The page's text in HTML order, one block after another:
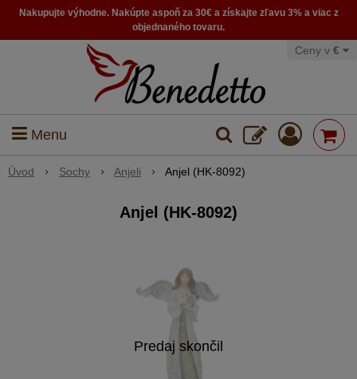
Nakupujte výhodne. Nakúpte aspoň za 30€ a získajte zľavu 3% a viac z
objednaného tovaru.
Menu
Ceny v €
Úvod Sochy Anjeli Anjel (HK-8092)
Anjel (HK-8092)